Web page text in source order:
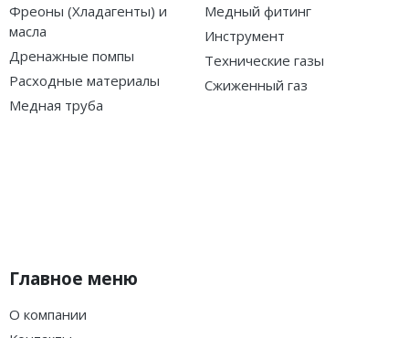
Фреоны (Хладагенты) и
масла
Дренажные помпы
Расходные материалы
Медная труба
Медный фитинг
Инструмент
Технические газы
Сжиженный газ
Главное меню
О компании